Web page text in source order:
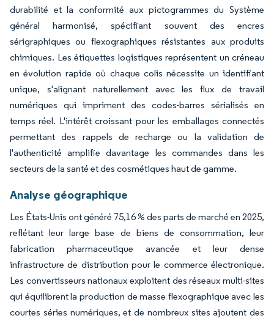
durabilité et la conformité aux pictogrammes du Système
général harmonisé, spécifiant souvent des encres
sérigraphiques ou flexographiques résistantes aux produits
chimiques. Les étiquettes logistiques représentent un créneau
en évolution rapide où chaque colis nécessite un identifiant
unique, s'alignant naturellement avec les flux de travail
numériques qui impriment des codes-barres sérialisés en
temps réel. L'intérêt croissant pour les emballages connectés
permettant des rappels de recharge ou la validation de
l'authenticité amplifie davantage les commandes dans les
secteurs de la santé et des cosmétiques haut de gamme.
Analyse géographique
Les États-Unis ont généré 75,16 % des parts de marché en 2025,
reflétant leur large base de biens de consommation, leur
fabrication pharmaceutique avancée et leur dense
infrastructure de distribution pour le commerce électronique.
Les convertisseurs nationaux exploitent des réseaux multi-sites
qui équilibrent la production de masse flexographique avec les
courtes séries numériques, et de nombreux sites ajoutent des